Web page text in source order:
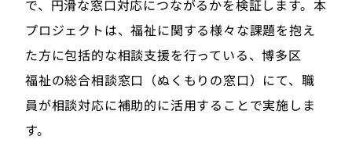
で、円滑な窓口対応につながるかを検証します。本
プロジェクトは、福祉に関する様々な課題を抱え
た方に包括的な相談支援を行っている、博多区
福祉の総合相談窓口（ぬくもりの窓口）にて、職
員が相談対応に補助的に活用することで実施しま
す。